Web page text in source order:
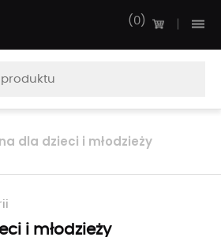
0
dla dzieci i młodzieży
i młodzieży